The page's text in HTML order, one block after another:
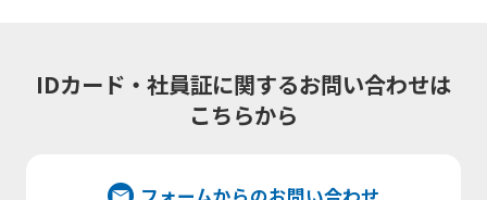
IDカード・社員証に関するお問い合わせは
こちらから